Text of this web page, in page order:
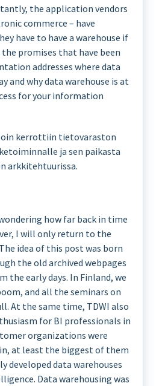
the application vendors
commerce – have
have to have a warehouse if
promises that have been
addresses where data
and why data warehouse is at
for your information
kerrottiin tietovaraston
ja sen paikasta
arkkitehtuurissa.
how far back in time
I will only return to the
idea of this post was born
the old archived webpages
the early days. In Finland, we
and all the seminars on
At the same time, TDWI also
for BI professionals in
organizations were
at least the biggest of them
developed data warehouses
. Data warehousing was